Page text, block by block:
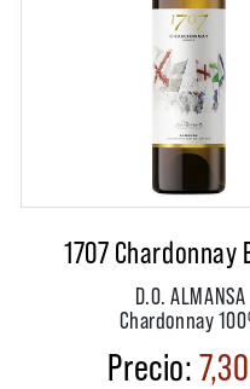
1707 Chardonnay
D.O. ALMANSA
Chardonnay
7,30